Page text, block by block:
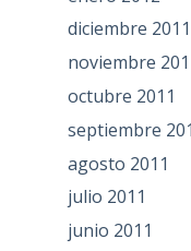
diciembre 2011
noviembre
octubre 2011
septiembre
agosto 2011
julio 2011
junio 2011